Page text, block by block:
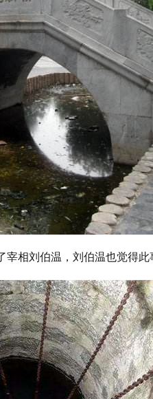
相刘伯温，刘伯温也觉得此